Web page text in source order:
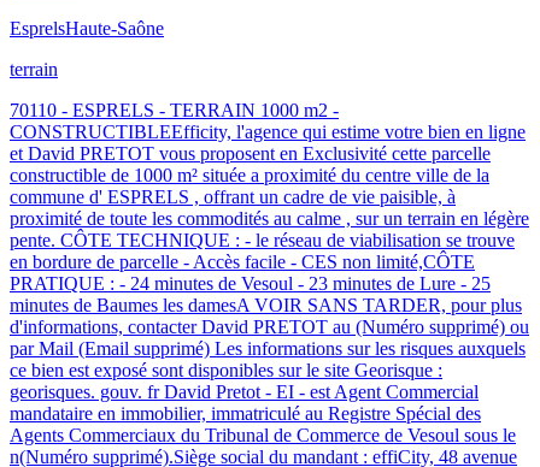
EsprelsHaute-Saône
terrain
70110 - ESPRELS - TERRAIN 1000 m2 -
CONSTRUCTIBLEEfficity, l'agence qui estime votre bien en ligne
et David PRETOT vous proposent en Exclusivité cette parcelle
constructible de 1000 m² située a proximité du centre ville de la
commune d' ESPRELS , offrant un cadre de vie paisible, à
proximité de toute les commodités au calme , sur un terrain en légère
pente. CÔTE TECHNIQUE : - le réseau de viabilisation se trouve
en bordure de parcelle - Accès facile - CES non limité,CÔTE
PRATIQUE : - 24 minutes de Vesoul - 23 minutes de Lure - 25
minutes de Baumes les damesA VOIR SANS TARDER, pour plus
d'informations, contacter David PRETOT au (Numéro supprimé) ou
par Mail (Email supprimé) Les informations sur les risques auxquels
ce bien est exposé sont disponibles sur le site Georisque :
georisques. gouv. fr David Pretot - EI - est Agent Commercial
mandataire en immobilier, immatriculé au Registre Spécial des
Agents Commerciaux du Tribunal de Commerce de Vesoul sous le
n(Numéro supprimé).Siège social du mandant : effiCity, 48 avenue